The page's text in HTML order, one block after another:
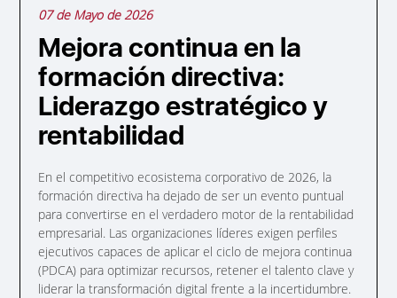
07 de Mayo de 2026
Mejora continua en la
formación directiva:
Liderazgo estratégico y
rentabilidad
En el competitivo ecosistema corporativo de 2026, la
formación directiva ha dejado de ser un evento puntual
para convertirse en el verdadero motor de la rentabilidad
empresarial. Las organizaciones líderes exigen perfiles
ejecutivos capaces de aplicar el ciclo de mejora continua
(PDCA) para optimizar recursos, retener el talento clave y
liderar la transformación digital frente a la incertidumbre.